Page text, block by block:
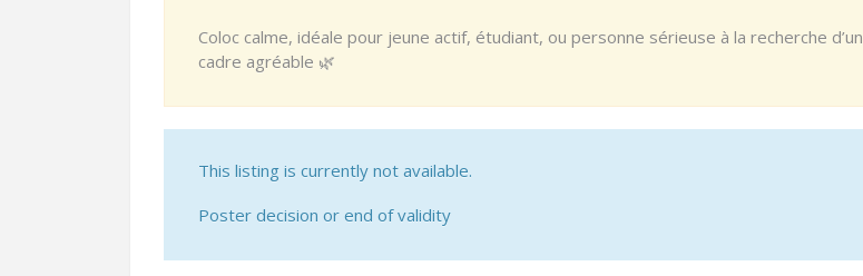
Coloc calme, idéale pour jeune actif, étudiant, ou personne sérieuse à la recherche d’un
cadre agréable 🌿
This listing is currently not available.
Poster decision or end of validity